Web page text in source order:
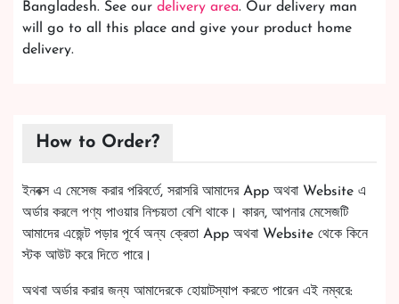
Bangladesh. See our delivery area. Our delivery man
will go to all this place and give your product home
delivery.
How to Order?
ইনবক্স এ মেসেজ করার পরিবর্তে, সরাসরি আমাদের App অথবা Website এ
অর্ডার করলে পণ্য পাওয়ার নিশ্চয়তা বেশি থাকে। কারন, আপনার মেসেজটি
আমাদের এজেন্ট পড়ার পূর্বে অন্য ক্রেতা App অথবা Website থেকে কিনে
স্টক আউট করে দিতে পারে।
অথবা অর্ডার করার জন্য আমাদেরকে হোয়াটস্যাপ করতে পারেন এই নম্বরে: